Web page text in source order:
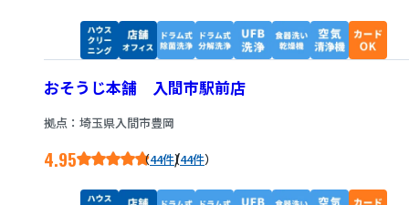
おそうじ本舗 入間市駅前店
拠点：埼玉県入間市豊岡
4.95 44件/44件